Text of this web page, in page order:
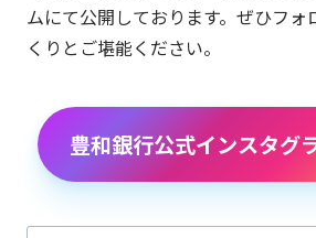
ムにて公開しております。ぜひフォ
くりとご堪能ください。
豊和銀行公式インスタグ